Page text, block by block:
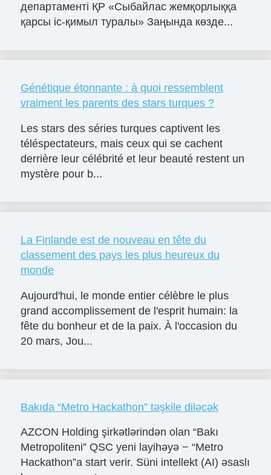
департаменті ҚР «Сыбайлас жемқорлыққа
қарсы іс-қимыл туралы» Заңында көзде...
Génétique étonnante : à quoi ressemblent
vraiment les parents des stars turques ?
Les stars des séries turques captivent les
téléspectateurs, mais ceux qui se cachent
derrière leur célébrité et leur beauté restent un
mystère pour b...
La Finlande est de nouveau en tête du
classement des pays les plus heureux du
monde
Aujourd'hui, le monde entier célèbre le plus
grand accomplissement de l'esprit humain: la
fête du bonheur et de la paix. À l'occasion du
20 mars, Jou...
Bakıda “Metro Hackathon” təşkile diləcək
AZCON Holding şirkətlərindən olan “Bakı
Metropoliteni” QSC yeni layihəyə − “Metro
Hackathon”a start verir. Süni intellekt (AI) əsaslı